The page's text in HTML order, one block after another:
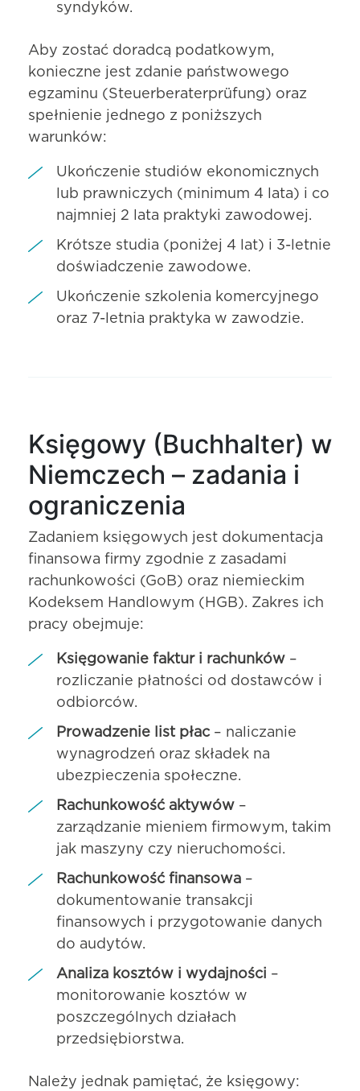
syndyków.
Aby zostać doradcą podatkowym,
konieczne jest zdanie państwowego
egzaminu (Steuerberaterprüfung) oraz
spełnienie jednego z poniższych
warunków:
Ukończenie studiów ekonomicznych
lub prawniczych (minimum 4 lata) i co
najmniej 2 lata praktyki zawodowej.
Krótsze studia (poniżej 4 lat) i 3-letnie
doświadczenie zawodowe.
Ukończenie szkolenia komercyjnego
oraz 7-letnia praktyka w zawodzie.
Księgowy (Buchhalter) w
Niemczech – zadania i
ograniczenia
Zadaniem księgowych jest dokumentacja
finansowa firmy zgodnie z zasadami
rachunkowości (GoB) oraz niemieckim
Kodeksem Handlowym (HGB). Zakres ich
pracy obejmuje:
Księgowanie faktur i rachunków –
rozliczanie płatności od dostawców i
odbiorców.
Prowadzenie list płac– naliczanie
wynagrodzeń oraz składek na
ubezpieczenia społeczne.
Rachunkowość aktywów –
zarządzanie mieniem firmowym, takim
jak maszyny czy nieruchomości.
Rachunkowość finansowa –
dokumentowanie transakcji
finansowych i przygotowanie danych
do audytów.
Analiza kosztów i wydajności –
monitorowanie kosztów w
poszczególnych działach
przedsiębiorstwa.
Należy jednak pamiętać, że księgowy: